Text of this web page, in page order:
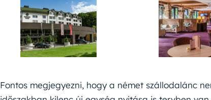
Fontos megjegyezni, hogy a német szállodalánc